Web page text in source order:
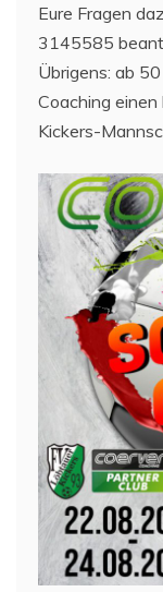
Eure Fragen
3145585
Übrigens: ab
Coaching
Kickers-